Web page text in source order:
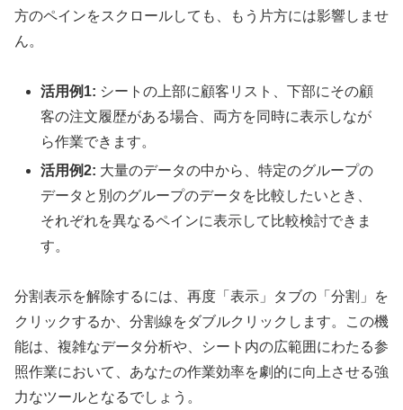
方のペインをスクロールしても、もう片方には影響しませ
ん。
活用例1: シートの上部に顧客リスト、下部にその顧
客の注文履歴がある場合、両方を同時に表示しなが
ら作業できます。
活用例2: 大量のデータの中から、特定のグループの
データと別のグループのデータを比較したいとき、
それぞれを異なるペインに表示して比較検討できま
す。
分割表示を解除するには、再度「表示」タブの「分割」を
クリックするか、分割線をダブルクリックします。この機
能は、複雑なデータ分析や、シート内の広範囲にわたる参
照作業において、あなたの作業効率を劇的に向上させる強
力なツールとなるでしょう。